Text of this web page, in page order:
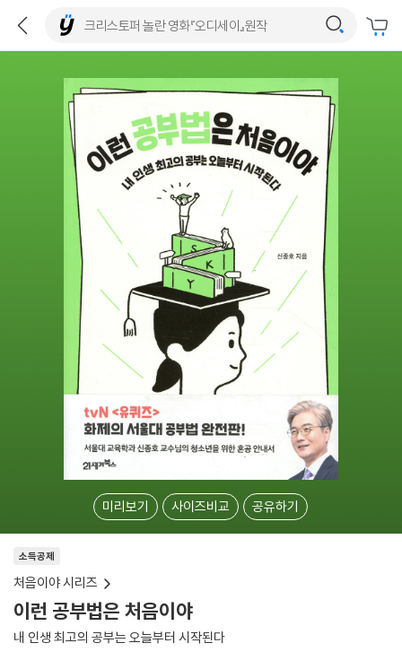
미리보기 사이즈비교 공유하기
소득공제
처음이야 시리즈
이런 공부법은 처음이야
내 인생 최고의 공부는 오늘부터 시작된다